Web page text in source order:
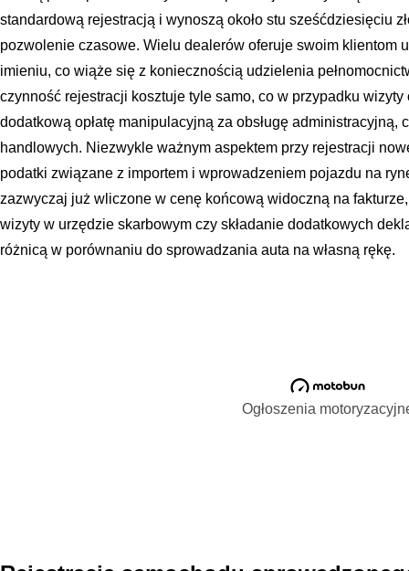
standardową rejestracją i wynoszą około stu sześćdziesięciu
pozwolenie czasowe. Wielu dealerów oferuje swoim klientom
imieniu, co wiąże się z koniecznością udzielenia
czynność rejestracji kosztuje tyle samo, co w przypadku
dodatkową opłatę manipulacyjną za obsługę
handlowych. Niezwykle ważnym aspektem przy rejestracji
podatki związane z importem i wprowadzeniem pojazdu na
zazwyczaj już wliczone w cenę końcową widoczną na
wizyty w urzędzie skarbowym czy składanie dodatkowych
różnicą w porównaniu do sprowadzania auta na własną rękę.
Ogłoszenia